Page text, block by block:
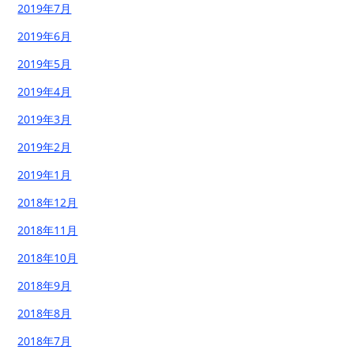
2019年7月
2019年6月
2019年5月
2019年4月
2019年3月
2019年2月
2019年1月
2018年12月
2018年11月
2018年10月
2018年9月
2018年8月
2018年7月